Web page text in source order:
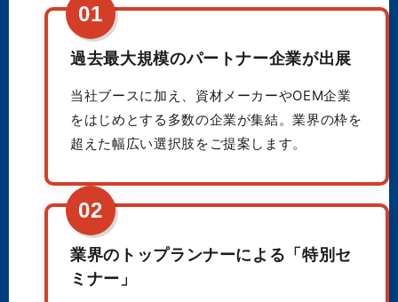
01
過去最大規模のパートナー企業が出展
当社ブースに加え、資材メーカーやOEM企業
をはじめとする多数の企業が集結。業界の枠を
超えた幅広い選択肢をご提案します。
02
業界のトップランナーによる「特別セ
ミナー」